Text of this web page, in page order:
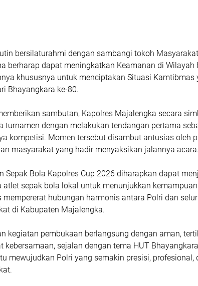
bersilaturahmi dengan sambangi tokoh
berharap dapat meningkatkan Keamanan di Wilayah
khususnya untuk menciptakan Situasi Kamtibmas
Bhayangkara ke-80.
sambutan, Kapolres Majalengka secara
turnamen dengan melakukan tendangan pertama
kompetisi. Momen tersebut disambut antusias oleh
masyarakat yang hadir menyaksikan jalannya acara.
Sepak Bola Kapolres Cup 2026 diharapkan dapat
atlet sepak bola lokal untuk menunjukkan
mempererat hubungan harmonis antara Polri dan
di Kabupaten Majalengka.
kegiatan pembukaan berlangsung dengan aman,
kebersamaan, sejalan dengan tema HUT
mewujudkan Polri yang semakin presisi, profesional,